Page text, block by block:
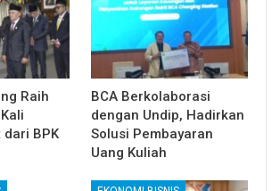
Raih
BPK
BCA Berkolaborasi
dengan Undip, Hadirkan
Solusi Pembayaran
Uang Kuliah